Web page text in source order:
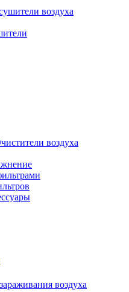
воздуха
воздуха
воздуха